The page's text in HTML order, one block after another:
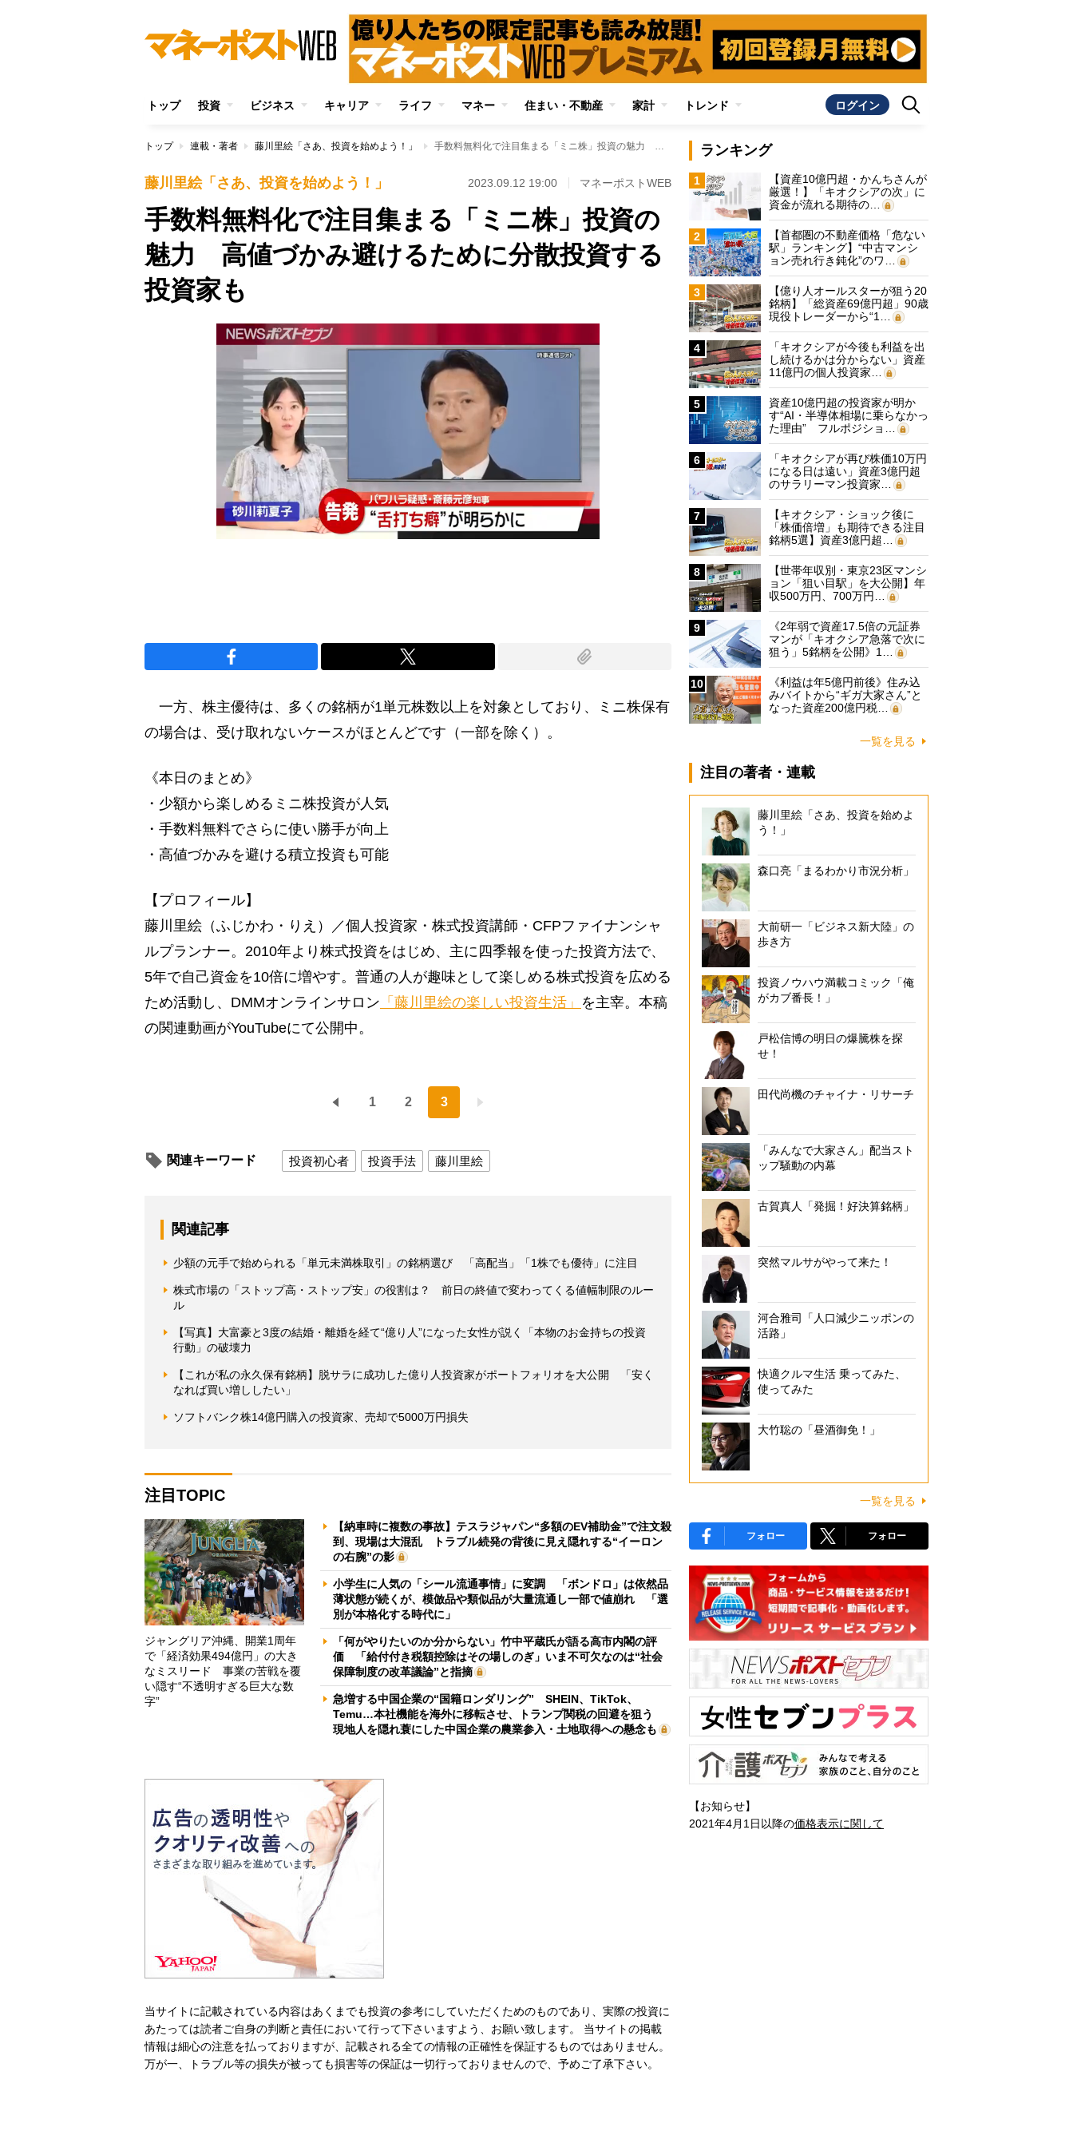
トップ 投資 ビジネス キャリア ライフ マネー 住まい・不動産 家計 トレンド ログイン
トップ 連載・著者 藤川里絵「さあ、投資を始めよう！」 手数料無料化で注目集まる「ミニ株」投資の魅力 高値づかみ避けるために分散投資する投資家も
藤川里絵「さあ、投資を始めよう！」 2023.09.12 19:00 マネーポストWEB
手数料無料化で注目集まる「ミニ株」投資の
魅力 高値づかみ避けるために分散投資する
投資家も
一方、株主優待は、多くの銘柄が1単元株数以上を対象としており、ミニ株保有
の場合は、受け取れないケースがほとんどです（一部を除く）。
《本日のまとめ》
・少額から楽しめるミニ株投資が人気
・手数料無料でさらに使い勝手が向上
・高値づかみを避ける積立投資も可能
【プロフィール】
藤川里絵（ふじかわ・りえ）／個人投資家・株式投資講師・CFPファイナンシャ
ルプランナー。2010年より株式投資をはじめ、主に四季報を使った投資方法で、
5年で自己資金を10倍に増やす。普通の人が趣味として楽しめる株式投資を広める
ため活動し、DMMオンラインサロン 「藤川里絵の楽しい投資生活」 を主宰。本稿
の関連動画がYouTubeにて公開中。
1 2 3
関連キーワード 投資初心者 投資手法 藤川里絵
関連記事
少額の元手で始められる「単元未満株取引」の銘柄選び 「高配当」「1株でも優待」に注目
株式市場の「ストップ高・ストップ安」の役割は？ 前日の終値で変わってくる値幅制限のルー
ル
【写真】大富豪と3度の結婚・離婚を経て“億り人”になった女性が説く「本物のお金持ちの投資
行動」の破壊力
【これが私の永久保有銘柄】脱サラに成功した億り人投資家がポートフォリオを大公開 「安く
なれば買い増ししたい」
ソフトバンク株14億円購入の投資家、売却で5000万円損失
注目TOPIC
ジャングリア沖縄、開業1周年
で「経済効果494億円」の大き
なミスリード 事業の苦戦を覆
い隠す“不透明すぎる巨大な数
字”
【納車時に複数の事故】テスラジャパン“多額のEV補助金”で注文殺
到、現場は大混乱 トラブル続発の背後に見え隠れする“イーロン
の右腕”の影
小学生に人気の「シール流通事情」に変調 「ボンドロ」は依然品
薄状態が続くが、模倣品や類似品が大量流通し一部で値崩れ 「選
別が本格化する時代に」
「何がやりたいのか分からない」竹中平蔵氏が語る高市内閣の評
価 「給付付き税額控除はその場しのぎ」いま不可欠なのは“社会
保障制度の改革議論”と指摘
急増する中国企業の“国籍ロンダリング” SHEIN、TikTok、
Temu…本社機能を海外に移転させ、トランプ関税の回避を狙う
現地人を隠れ蓑にした中国企業の農業参入・土地取得への懸念も
当サイトに記載されている内容はあくまでも投資の参考にしていただくためのものであり、実際の投資に
あたっては読者ご自身の判断と責任において行って下さいますよう、お願い致します。 当サイトの掲載
情報は細心の注意を払っておりますが、記載される全ての情報の正確性を保証するものではありません。
万が一、トラブル等の損失が被っても損害等の保証は一切行っておりませんので、予めご了承下さい。
ランキング
1
【資産10億円超・かんちさんが
厳選！】「キオクシアの次」に
資金が流れる期待の…
2
【首都圏の不動産価格「危ない
駅」ランキング】“中古マンシ
ョン売れ行き鈍化”のワ…
3
【億り人オールスターが狙う20
銘柄】「総資産69億円超」90歳
現役トレーダーから“1…
4
「キオクシアが今後も利益を出
し続けるかは分からない」資産
11億円の個人投資家…
5
資産10億円超の投資家が明か
す“AI・半導体相場に乗らなかっ
た理由” フルポジショ…
6
「キオクシアが再び株価10万円
になる日は遠い」資産3億円超
のサラリーマン投資家…
7
【キオクシア・ショック後に
「株価倍増」も期待できる注目
銘柄5選】資産3億円超…
8
【世帯年収別・東京23区マンシ
ョン「狙い目駅」を大公開】年
収500万円、700万円…
9
《2年弱で資産17.5倍の元証券
マンが「キオクシア急落で次に
狙う」5銘柄を公開》1…
10
《利益は年5億円前後》住み込
みバイトから“ギガ大家さん”と
なった資産200億円税…
一覧を見る
注目の著者・連載
藤川里絵「さあ、投資を始めよ
う！」
森口亮「まるわかり市況分析」
大前研一「ビジネス新大陸」の
歩き方
投資ノウハウ満載コミック「俺
がカブ番長！」
戸松信博の明日の爆騰株を探
せ！
田代尚機のチャイナ・リサーチ
「みんなで大家さん」配当スト
ップ騒動の内幕
古賀真人「発掘！好決算銘柄」
突然マルサがやって来た！
河合雅司「人口減少ニッポンの
活路」
快適クルマ生活 乗ってみた、
使ってみた
大竹聡の「昼酒御免！」
一覧を見る
フォロー フォロー
【お知らせ】
2021年4月1日以降の価格表示に関して